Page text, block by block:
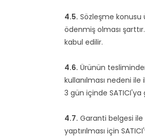
4.5. Sözleşme konusu
ödenmiş olması
kabul edilir.
4.6. Ürünün
kullanılması nedeni
3 gün içinde
4.7. Garanti belgesi ile
yaptırılması için